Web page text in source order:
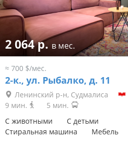
2 064 р.в мес.
≈ 700 $/мес.
2-к., ул. Рыбалко, д. 11
Ленинский р-н, Судмалиса
9 мин.
5 мин.
С животными
С детьми
Стиральная машина
Мебель